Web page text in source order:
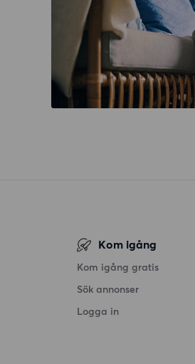
Kom igång
Kom igång gratis
Sök annonser
Logga in